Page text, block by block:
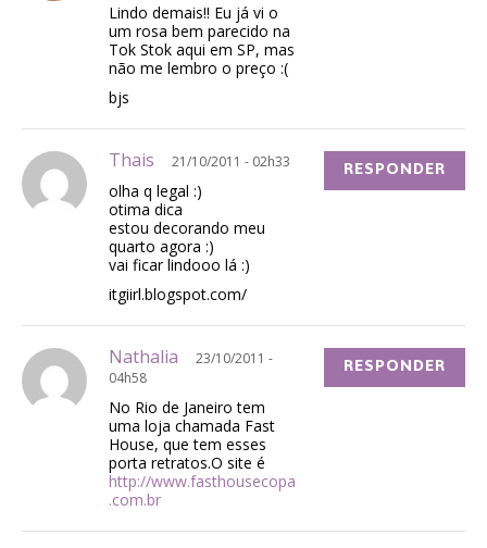
Lindo demais!! Eu já vi o
um rosa bem parecido na
Tok Stok aqui em SP, mas
não me lembro o preço :(
bjs
Thais 21/10/2011 - 02h33
olha q legal :)
otima dica
estou decorando meu
quarto agora :)
vai ficar lindooo lá :)
itgiirl.blogspot.com/
RESPONDER
Nathalia
23/10/2011 -
04h58
No Rio de Janeiro tem
uma loja chamada Fast
House, que tem esses
porta retratos.O site é
http://www.fasthousecopa
.com.br
RESPONDER